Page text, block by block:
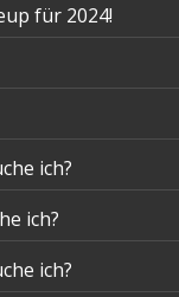
für 2024!
ich?
ich?
ich?